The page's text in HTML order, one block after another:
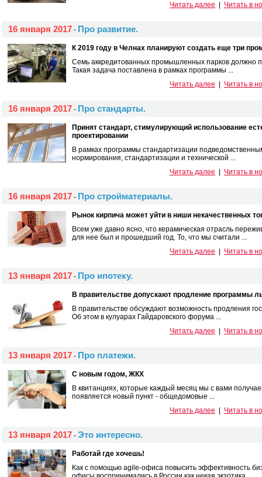
Читать далее
Читать в
16 января 2017 - Про развитие.
К 2019 году в Челнах планируют создать еще три
Семь аккредитованных промышленных парков должно
Такая задача поставлена в рамках программы ...
Читать далее
Читать в
16 января 2017 - Про стандарты.
Принят стандарт, стимулирующий использование
проектировании
В рамках программы стандартизации
нормирования, стандартизации и технической ...
Читать далее
Читать в
16 января 2017 - Про стройматериалы.
Рынок кирпича может уйти в ниши некачественных
Всем уже давно ясно, что керамическая отрасль
для нее был и прошедший год. То, что мы считали ...
Читать далее
Читать в
13 января 2017 - Про ипотеку.
В правительстве допускают продление программы
В правительстве обсуждают возможность продления
Об этом в кулуарах Гайдаровского форума ...
Читать далее
Читать в
13 января 2017 - Про платежи.
С новым годом, ЖКХ
В квитанциях, которые каждый месяц мы с вами
появляется новый пункт - общедомовые ...
Читать далее
Читать в
13 января 2017 - Это интересно.
Работай где хочешь!
Как с помощью agile-офиса повысить эффективность